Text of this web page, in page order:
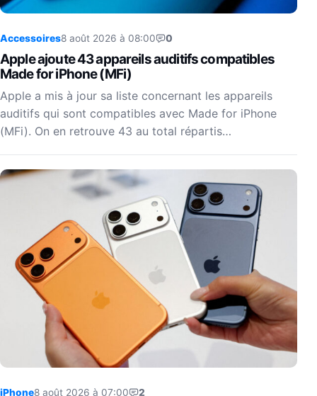
Accessoires8 août 2026 à 08:00 0
Apple ajoute 43 appareils auditifs compatibles
Made for iPhone (MFi)
Apple a mis à jour sa liste concernant les appareils
auditifs qui sont compatibles avec Made for iPhone
(MFi). On en retrouve 43 au total répartis…
iPhone8 août 2026 à 07:00 2